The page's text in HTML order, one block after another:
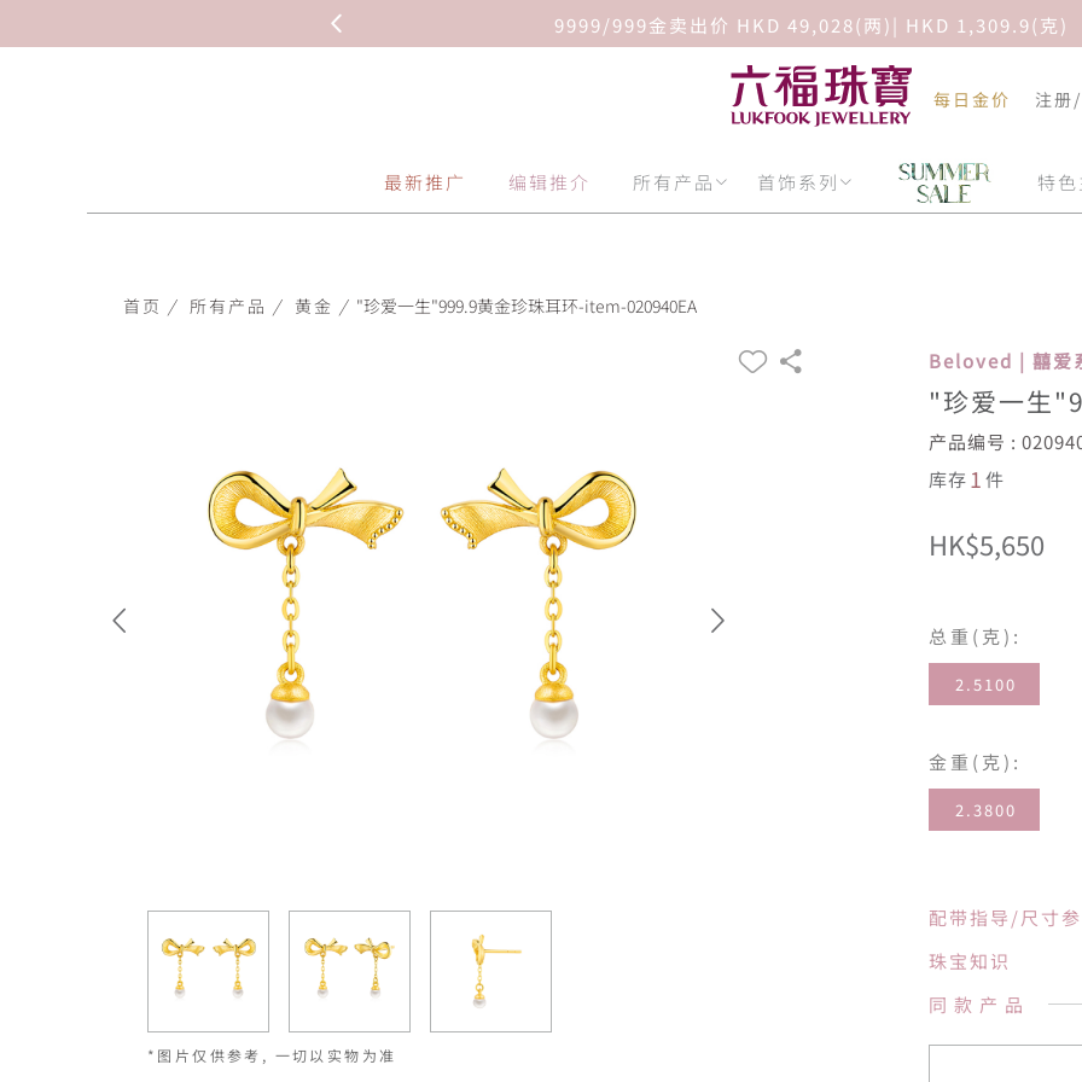
9999/999金卖出价 HKD 49,028(两)| HKD 1,309.9(克)
每日金价 注册
最新推广 编辑推介 所有产品 首饰系列 特
首页 / 所有产品 / 黄金 / "珍爱一生"999.9黄金珍珠耳环-item-020940EA
*图片仅供参考, 一切以实物为准
Beloved | 囍爱
"珍爱一生
产品编号 :
库存1件
HK$5,650
总重(克):
2.5100
金重(克):
2.3800
配带指导/尺寸
珠宝知识
同款产品